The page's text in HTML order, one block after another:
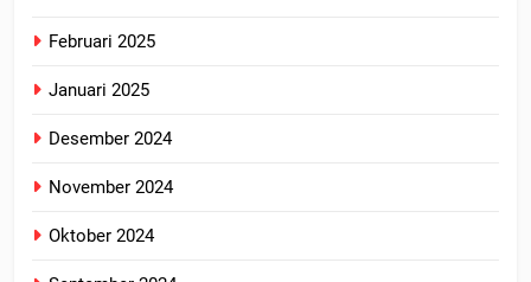
Februari 2025
Januari 2025
Desember 2024
November 2024
Oktober 2024